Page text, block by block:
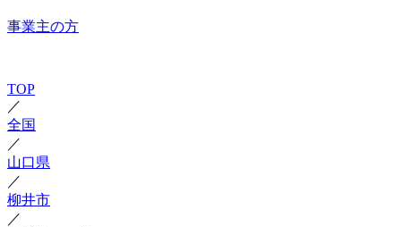
事業主の方
TOP
／
全国
／
山口県
／
柳井市
／